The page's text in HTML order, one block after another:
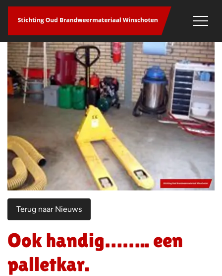
overslaan
Terug naar Nieuws
Ook handig…….. een
palletkar.